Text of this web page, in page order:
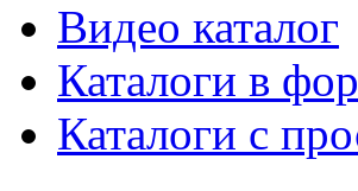
Видео каталог
Каталоги в
Каталоги с